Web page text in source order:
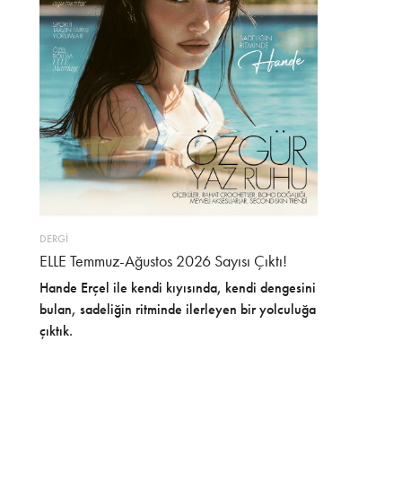
DERGİ
ELLE Temmuz-Ağustos 2026 Sayısı Çıktı!
Hande Erçel ile kendi kıyısında, kendi dengesini
bulan, sadeliğin ritminde ilerleyen bir yolculuğa
çıktık.